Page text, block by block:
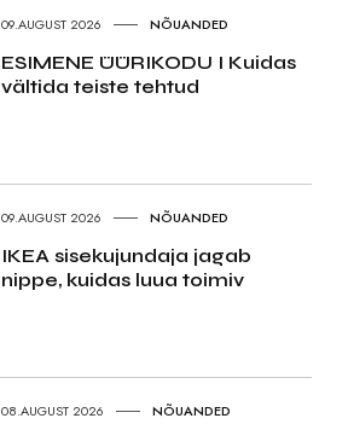
09.AUGUST 2026 NÕUANDED
ESIMENE ÜÜRIKODU I Kuidas
vältida teiste tehtud
09.AUGUST 2026 NÕUANDED
IKEA sisekujundaja jagab
nippe, kuidas luua toimiv
08.AUGUST 2026 NÕUANDED